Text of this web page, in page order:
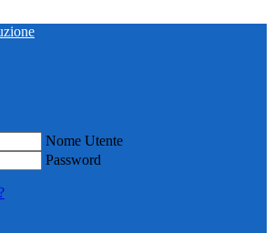
Nome Utente
Password